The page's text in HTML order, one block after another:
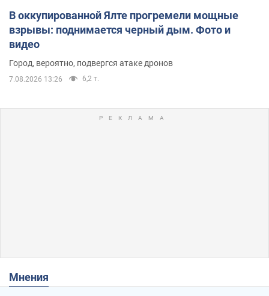
В оккупированной Ялте прогремели мощные
взрывы: поднимается черный дым. Фото и
видео
Город, вероятно, подвергся атаке дронов
7.08.2026 13:26 6,2 т.
Мнения